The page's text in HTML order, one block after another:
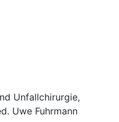
Unfallchirurgie,
Uwe Fuhrmann